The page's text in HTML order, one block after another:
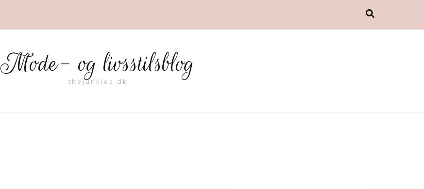
Mode- og livsstilsblog
thejunkies.dk